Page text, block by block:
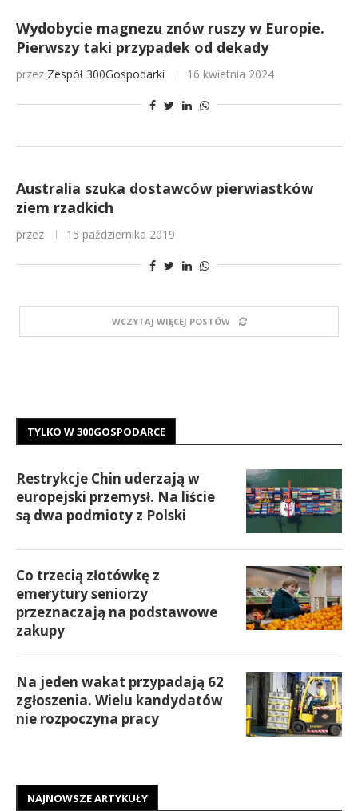
Wydobycie magnezu znów ruszy w Europie.
Pierwszy taki przypadek od dekady
przez Zespół 300Gospodarki 16 kwietnia 2024
Australia szuka dostawców pierwiastków
ziem rzadkich
przez 15 października 2019
WCZYTAJ WIĘCEJ POSTÓW
TYLKO W 300GOSPODARCE
Restrykcje Chin uderzają w
europejski przemysł. Na liście
są dwa podmioty z Polski
Co trzecią złotówkę z
emerytury seniorzy
przeznaczają na podstawowe
zakupy
Na jeden wakat przypadają 62
zgłoszenia. Wielu kandydatów
nie rozpoczyna pracy
NAJNOWSZE ARTYKUŁY